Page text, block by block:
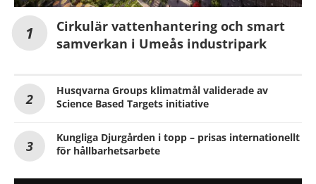
Cirkulär vattenhantering och smart
samverkan i Umeås industripark
Husqvarna Groups klimatmål validerade av
Science Based Targets initiative
Kungliga Djurgården i topp – prisas internationellt
för hållbarhetsarbete